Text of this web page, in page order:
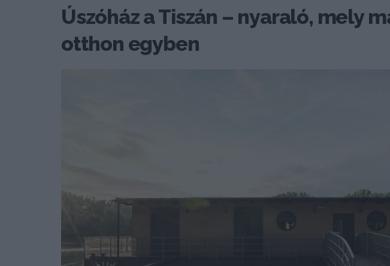
Úszóház a Tiszán – nyaraló, mely
otthon egyben